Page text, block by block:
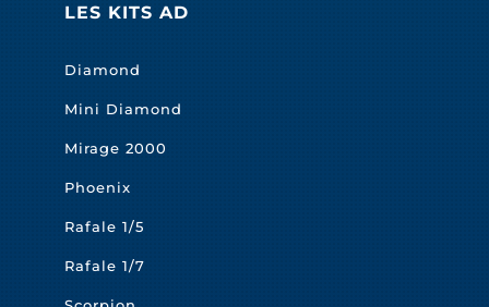
LES KITS AD
Diamond
Mini Diamond
Mirage 2000
Phoenix
Rafale 1/5
Rafale 1/7